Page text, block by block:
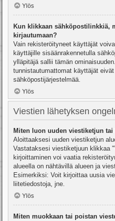
Ylös
Kun klikkaan sähköpostilinkkiä,
kirjautumaan?
Vain rekisteröityneet käyttäjät
käyttäjille sisäänrakennetulla
ylläpitäjä sallii tämän
tunnistautumattomat käyttäjät
sähköpostijärjestelmää.
Ylös
Viestien lähetyksen
Miten luon uuden viestiketjun tai
Aloittaaksesi uuden viestiketjun
Vastataksesi viestiketjuun klikkaa
kirjoittaminen voi vaatia
alueella on nähtävillä alueen ja
Esimerkiksi: Voit kirjoittaa uusia
liitetiedostoja, jne.
Ylös
Miten muokkaan tai poistan